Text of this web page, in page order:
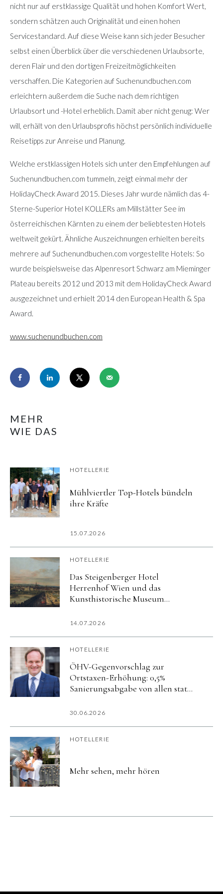
nicht nur auf erstklassige Qualität und hohen Komfort Wert,
sondern schätzen auch Originalität und einen hohen
Servicestandard. Auf diese Weise kann sich jeder Besucher
selbst einen Überblick über die verschiedenen Urlaubsorte,
deren Flair und den dortigen Freizeitmöglichkeiten
verschaffen. Die Kategorien auf Suchenundbuchen.com
erleichtern außerdem die Suche nach dem richtigen
Urlaubsort und -Hotel erheblich. Damit aber nicht genug: Wer
will, erhält von den Urlaubsprofis höchst persönlich individuelle
Reisetipps zur Anreise und Planung.
Welche erstklassigen Hotels sich unter den Empfehlungen auf
Suchenundbuchen.com tummeln, zeigt einmal mehr der
HolidayCheck Award 2015. Dieses Jahr wurde nämlich das 4-
Sterne-Superior Hotel KOLLERs am Millstätter See im
österreichischen Kärnten zu einem der beliebtesten Hotels
weltweit gekürt. Ähnliche Auszeichnungen erhielten bereits
mehrere auf Suchenundbuchen.com vorgestellte Hotels: So
wurde beispielsweise das Alpenresort Schwarz am Mieminger
Plateau bereits 2012 und 2013 mit dem HolidayCheck Award
ausgezeichnet und erhielt 2014 den European Health & Spa
Award.
www.suchenundbuchen.com
MEHR
WIE DAS
HOTELLERIE
Mühlviertler Top-Hotels bündeln
ihre Kräfte
15.07.2026
HOTELLERIE
Das Steigenberger Hotel
Herrenhof Wien und das
Kunsthistorische Museum
Package zur Ausstellung
14.07.2026
HOTELLERIE
ÖHV-Gegenvorschlag zur
Ortstaxen-Erhöhung: 0,5%
Sanierungsabgabe von allen statt
30.06.2026
HOTELLERIE
Mehr sehen, mehr hören